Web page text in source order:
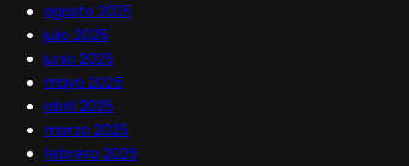
agosto 2025
julio 2025
junio 2025
mayo 2025
abril 2025
marzo 2025
febrero 2025